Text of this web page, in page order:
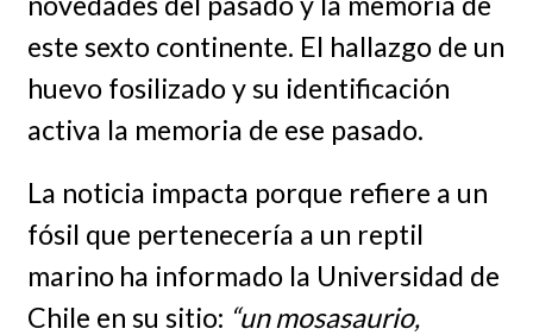
este sexto continente. El hallazgo de un
huevo fosilizado y su identificación
activa la memoria de ese pasado.
La noticia impacta porque refiere a un
fósil que pertenecería a un reptil
marino ha informado la Universidad de
Chile en su sitio: “un mosasaurio,